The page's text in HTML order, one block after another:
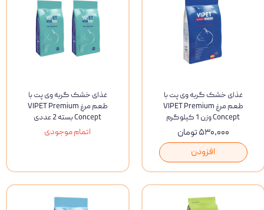
غذای خشک گربه وی پت با
طعم مرغ VIPET Premium
Concept وزن 1 کیلوگرم
۵۳۰,۰۰۰ تومان
افزودن
غذای خشک گربه وی پت با
طعم مرغ VIPET Premium
Concept بسته 2 عددی
اتمام موجودی